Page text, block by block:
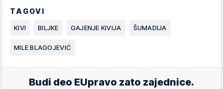
TAGOVI
KIVI BILJKE GAJENJE KIVIJA ŠUMADIJA
MILE BLAGOJEVIĆ
Budi deo EUpravo zato zajednice.